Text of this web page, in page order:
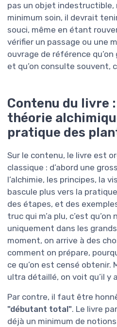
pas un objet indestructible,
minimum soin, il devrait
souci, même en étant
vérifier un passage ou une
ouvrage de référence
et qu’on consulte souvent,
Contenu du livre
théorie
pratique des
Sur le contenu, le livre est
classique : d’abord une
l’alchimie, les principes, la
bascule plus vers la
des étapes, et des
truc qui m’a plu, c’est
uniquement dans les
moment, on arrive à des
comment on prépare,
ce qu’on est censé obtenir.
ultra détaillé, on voit qu’il y
Par contre, il faut être
"débutant total". Le livre
déjà un minimum de